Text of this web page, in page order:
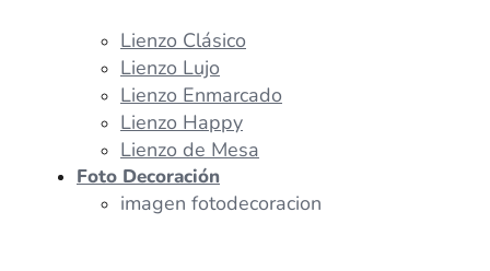
Lienzo Clásico
Lienzo Lujo
Lienzo Enmarcado
Lienzo Happy
Lienzo de Mesa
Foto Decoración
imagen fotodecoracion